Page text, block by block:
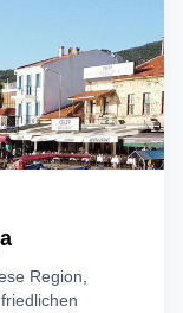
Region,